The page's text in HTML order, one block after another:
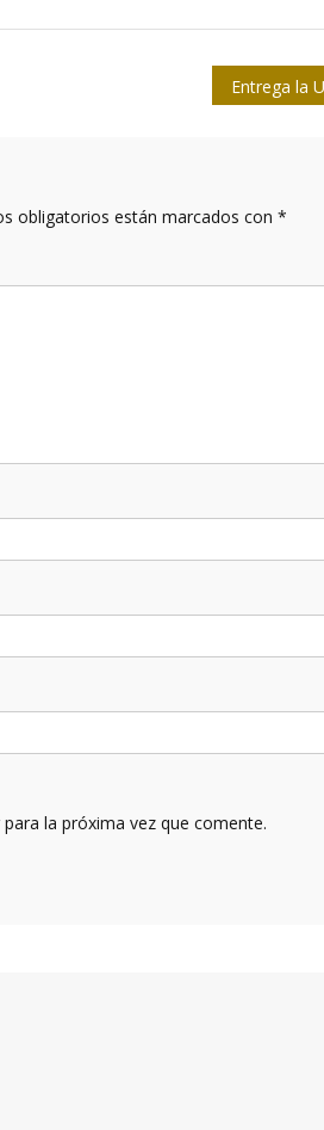
obligatorios están marcados con *
la próxima vez que comente.